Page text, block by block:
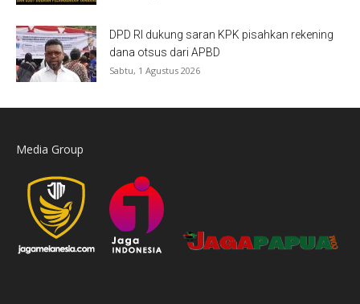
DPD RI dukung saran KPK pisahkan rekening
dana otsus dari APBD
Sabtu, 1 Agustus 2026
Media Group